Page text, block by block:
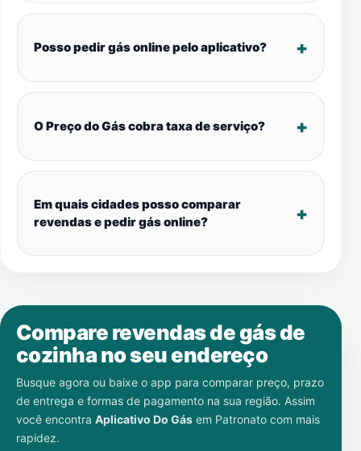
Posso pedir gás online pelo aplicativo?
O Preço do Gás cobra taxa de serviço?
Em quais cidades posso comparar
revendas e pedir gás online?
Compare revendas de gás de
cozinha no seu endereço
Busque agora ou baixe o app para comparar preço, prazo
de entrega e formas de pagamento na sua região. Assim
você encontra Aplicativo Do Gás em Patronato com mais
rapidez.